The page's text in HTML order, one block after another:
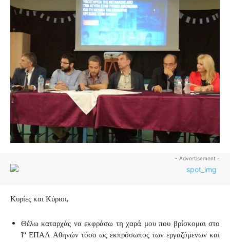
- Advertisement -
Κυρίες και Κύριοι,
Θέλω καταρχάς να εκφράσω τη χαρά μου που βρίσκομαι στο
1ο ΕΠΑΛ Αθηνών τόσο ως εκπρόσωπος των εργαζόμενων και